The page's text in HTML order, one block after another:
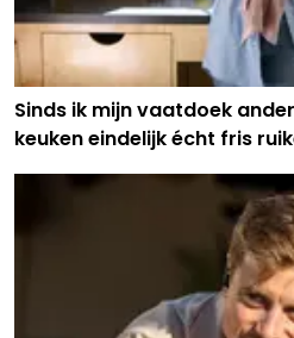
Sinds ik mijn vaatdoek
keuken eindelijk écht fris